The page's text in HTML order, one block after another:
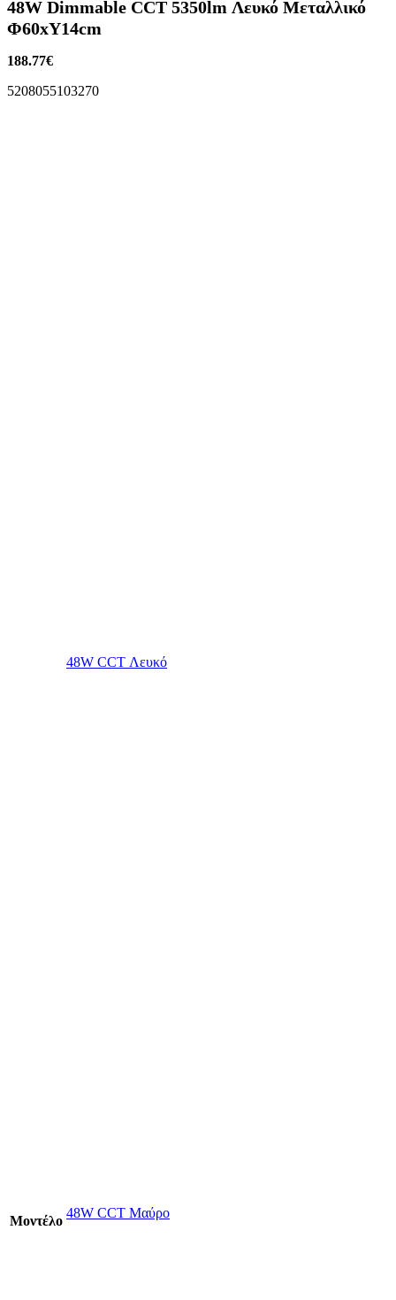
48W Dimmable CCT 5350lm Λευκό Μεταλλικό
Φ60xΥ14cm
188.77€
5208055103270
Mοντέλο
48W CCT Λευκό
48W CCT Μαύρο